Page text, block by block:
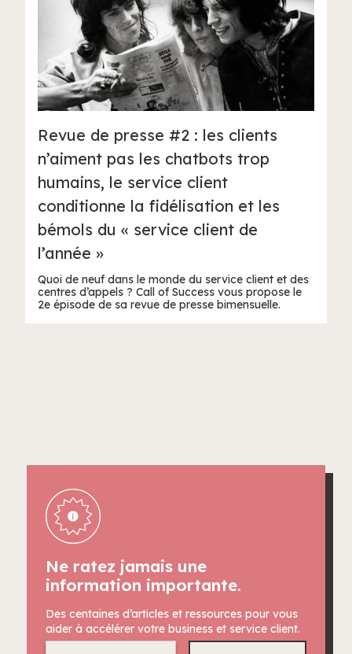
Revue de presse #2 : les clients
n’aiment pas les chatbots trop
humains, le service client
conditionne la fidélisation et les
bémols du « service client de
l’année »
Quoi de neuf dans le monde du service client et des
centres d’appels ? Call of Success vous propose le
2e épisode de sa revue de presse bimensuelle.
Ne ratez jamais une
information importante.
Des centaines d’articles et ressources pour vous
aider à accélérer votre business et service client.